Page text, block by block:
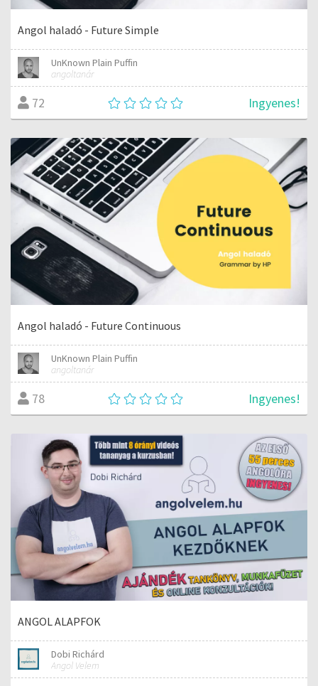
Angol haladó - Future Simple
UnKnown Plain Puffin
angoltanár
72 Ingyenes!
Angol haladó - Future Continuous
UnKnown Plain Puffin
angoltanár
78 Ingyenes!
ANGOL ALAPFOK
Dobi Richárd
Angol Velem